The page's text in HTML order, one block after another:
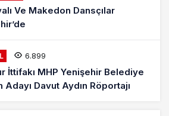
Ve Makedon Dansçılar
6.899
İttifakı MHP Yenişehir Belediye
Adayı Davut Aydın Röportajı